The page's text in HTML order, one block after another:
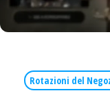
Rotazioni del